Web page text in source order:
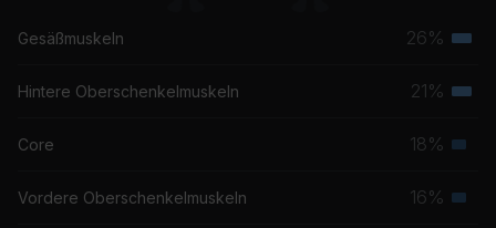
Gesäßmuskeln 26%
Hintere Oberschenkelmuskeln 21%
Core 18%
Vordere Oberschenkelmuskeln 16%